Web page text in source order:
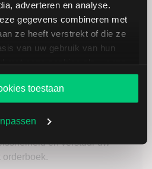
adverteren en analyse.
gegevens combineren met
ze heeft verstrekt of die ze
van uw gebruik van hun
toestaan
en verstuur uw
orderboek.